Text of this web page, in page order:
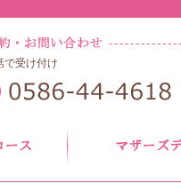
で受け付け